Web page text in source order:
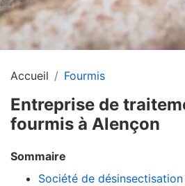
Accueil Fourmis
Entreprise de
fourmis à Alençon
Sommaire
Société de